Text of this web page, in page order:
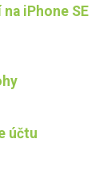
iPhone SE
účtu